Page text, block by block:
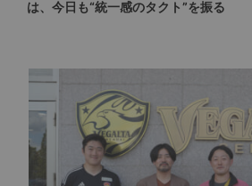
は、今日も“統一感のタクト”を振る